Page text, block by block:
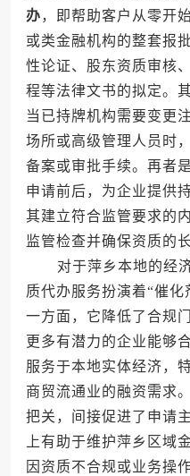
办，即帮助客户从零开
或类金融机构的整套报
性论证、股东资质审核
程等法律文书的拟定。
当已持牌机构需要变更
场所或高级管理人员时
备案或审批手续。再者是
申请前后，为企业提供
其建立符合监管要求的
监管检查并确保资质的
对于萍乡本地的经济
质代办服务扮演着“催化
一方面，它降低了合规
更多有潜力的企业能够
服务于本地实体经济，
商贸流通业的融资需求
把关，间接促进了申请
上有助于维护萍乡区域
因资质不合规或业务操